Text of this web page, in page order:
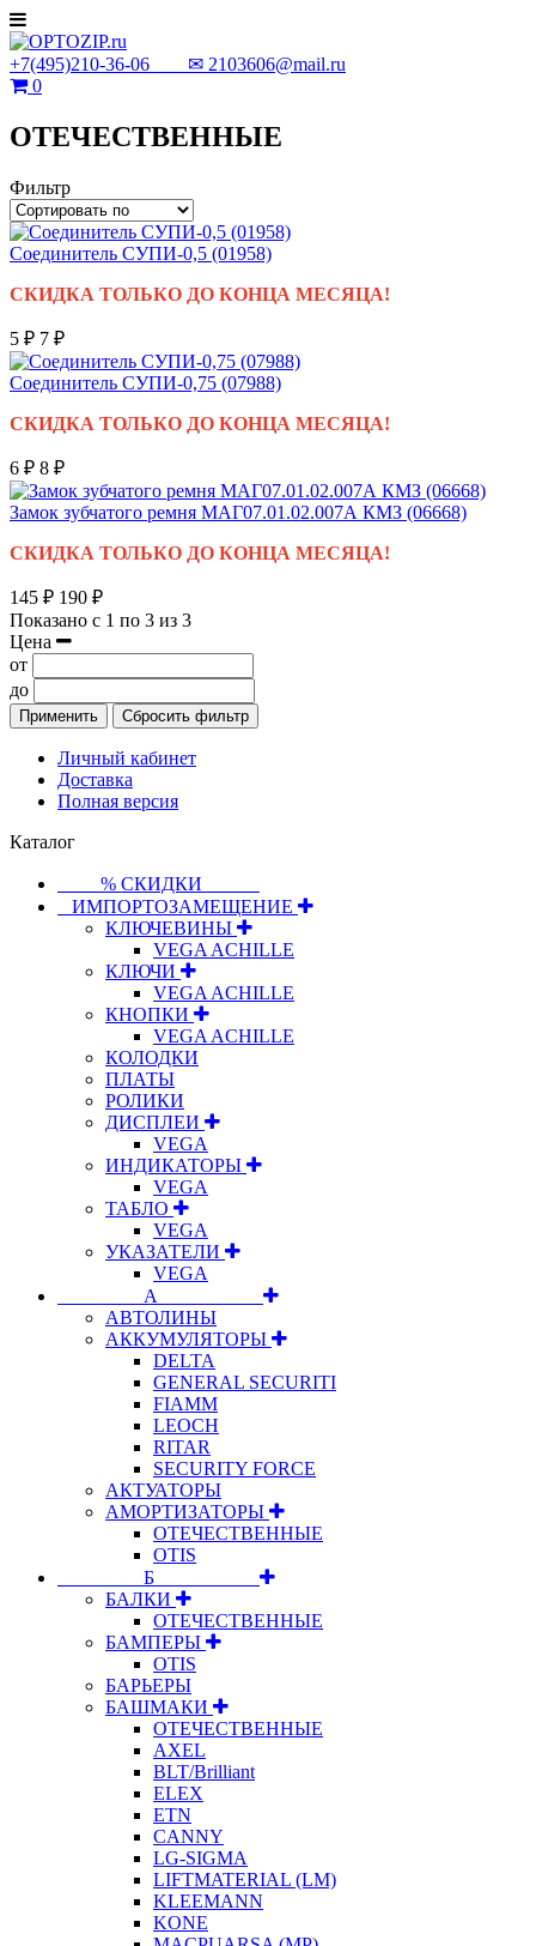
+7(495)210-36-06 ✉ 2103606@mail.ru
0
ОТЕЧЕСТВЕННЫЕ
Фильтр
Соединитель СУПИ-0,5 (01958)
СКИДКА ТОЛЬКО ДО КОНЦА МЕСЯЦА!
5 ₽ 7 ₽
Соединитель СУПИ-0,75 (07988)
СКИДКА ТОЛЬКО ДО КОНЦА МЕСЯЦА!
6 ₽ 8 ₽
Замок зубчатого ремня МАГ07.01.02.007А КМЗ (06668)
СКИДКА ТОЛЬКО ДО КОНЦА МЕСЯЦА!
145 ₽ 190 ₽
Показано с 1 по 3 из 3
Цена
от
до
Применить Сбросить фильтр
Личный кабинет
Доставка
Полная версия
Каталог
⠀⠀⠀% СКИДКИ⠀⠀⠀⠀
⠀ИМПОРТОЗАМЕЩЕНИЕ
КЛЮЧЕВИНЫ
VEGA ACHILLE
КЛЮЧИ
VEGA ACHILLE
КНОПКИ
VEGA ACHILLE
КОЛОДКИ
ПЛАТЫ
РОЛИКИ
ДИСПЛЕИ
VEGA
ИНДИКАТОРЫ
VEGA
ТАБЛО
VEGA
УКАЗАТЕЛИ
VEGA
⠀⠀⠀⠀⠀⠀А⠀⠀⠀⠀⠀⠀⠀
АВТОЛИНЫ
АККУМУЛЯТОРЫ
DELTA
GENERAL SECURITI
FIAMM
LEOCH
RITAR
SECURITY FORCE
АКТУАТОРЫ
АМОРТИЗАТОРЫ
ОТЕЧЕСТВЕННЫЕ
OTIS
⠀⠀⠀⠀⠀⠀Б⠀⠀⠀⠀⠀⠀⠀
БАЛКИ
ОТЕЧЕСТВЕННЫЕ
БАМПЕРЫ
OTIS
БАРЬЕРЫ
БАШМАКИ
ОТЕЧЕСТВЕННЫЕ
AXEL
BLT/Brilliant
ELEX
ETN
CANNY
LG-SIGMA
LIFTMATERIAL (LM)
KLEEMANN
KONE